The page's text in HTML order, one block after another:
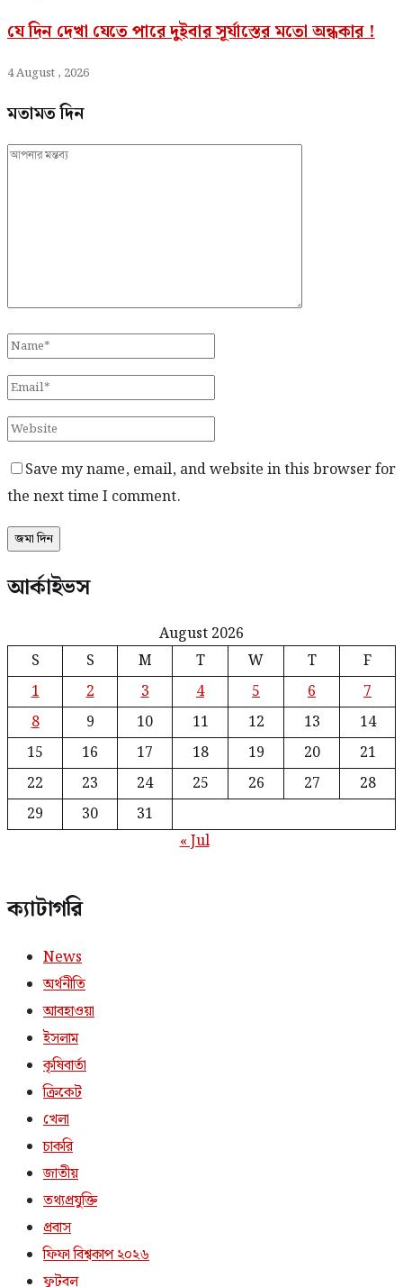
যে দিন দেখা যেতে পারে দুইবার সূর্যাস্তের মতো অন্ধকার !
4 August , 2026
মতামত দিন
Save my name, email, and website in this browser for
the next time I comment.
আর্কাইভস
August 2026
S
S M T W T
F
1
2 3 4 5 6
7
8
9 10 11 12 13
14
15
16 17 18 19 20
21
22
23 24 25 26 27
28
29
30
31
« Jul
ক্যাটাগরি
News
অর্থনীতি
আবহাওয়া
ইসলাম
কৃষিবার্তা
ক্রিকেট
খেলা
চাকরি
জাতীয়
তথ্যপ্রযুক্তি
প্রবাস
ফিফা বিশ্বকাপ ২০২৬
ফুটবল